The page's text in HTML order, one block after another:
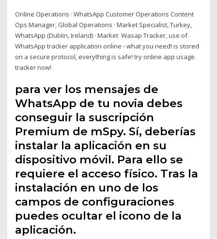
Online Operations · WhatsApp Customer Operations Content
Ops Manager, Global Operations · Market Specialist, Turkey,
WhatsApp (Dublin, Ireland) · Market Wasap Tracker, use of
WhatsApp tracker application online - what you need! is stored
on a secure protocol, everything is safe! try online app usage
tracker now!
para ver los mensajes de
WhatsApp de tu novia debes
conseguir la suscripción
Premium de mSpy. Sí, deberías
instalar la aplicación en su
dispositivo móvil. Para ello se
requiere el acceso físico. Tras la
instalación en uno de los
campos de configuraciones
puedes ocultar el icono de la
aplicación.